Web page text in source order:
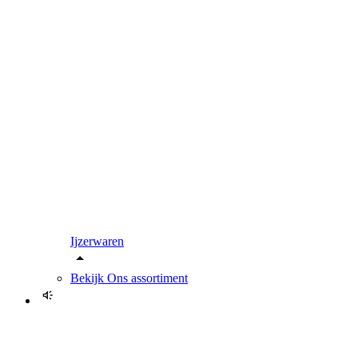
Ijzerwaren
Bekijk Ons assortiment